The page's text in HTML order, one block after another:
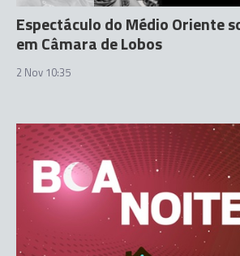
Espectáculo do Médio Oriente
em Câmara de Lobos
2 Nov 10:35